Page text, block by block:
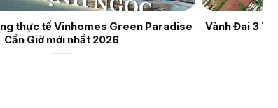
Tiến độ thi công thực tế Vinhomes Green Paradise
Cần Giờ mới nhất 2026